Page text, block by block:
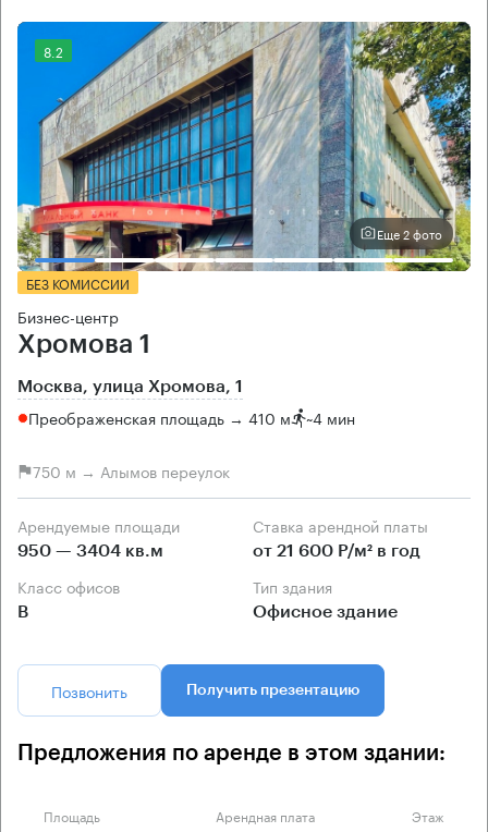
8.2
Еще 2 фото
БЕЗ КОМИССИИ
Бизнес-центр
Хромова 1
Москва, улица Хромова, 1
Преображенская площадь → 410 м ~4 мин
750 м → Алымов переулок
Арендуемые площади
950 — 3404 кв.м
Ставка арендной платы
от 21 600 Р/м² в год
Класс офисов
B
Тип здания
Офисное здание
Позвонить Получить презентацию
Предложения по аренде в этом здании:
Площадь Арендная плата Этаж